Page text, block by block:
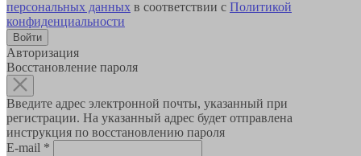
персональных данных в соответствии с Политикой
конфиденциальности
Авторизация
Восстановление пароля
Введите адрес электронной почты, указанный при
регистрации. На указанный адрес будет отправлена
инструкция по восстановлению пароля
E-mail *